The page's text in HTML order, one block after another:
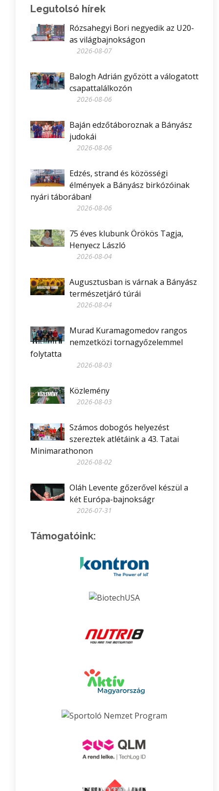
Legutolsó hírek
Rózsahegyi Bori negyedik az U20-
as világbajnokságon
2026-08-07
Balogh Adrián győzött a válogatott
csapattalálkozón
2026-08-06
Baján edzőtáboroznak a Bányász
judokái
2026-08-06
Edzés, strand és közösségi
élmények a Bányász birkózóinak
nyári táborában!
2026-08-06
75 éves klubunk Örökös Tagja,
Henyecz László
2026-08-04
Augusztusban is várnak a Bányász
természetjáró túrái
2026-08-04
Murad Kuramagomedov rangos
nemzetközi tornagyőzelemmel
folytatta
2026-08-03
Közlemény
2026-08-03
Számos dobogós helyezést
szereztek atlétáink a 43. Tatai
Minimarathonon
2026-08-02
Oláh Levente gőzerővel készül a
két Európa-bajnokságr
2026-07-31
Támogatóink: